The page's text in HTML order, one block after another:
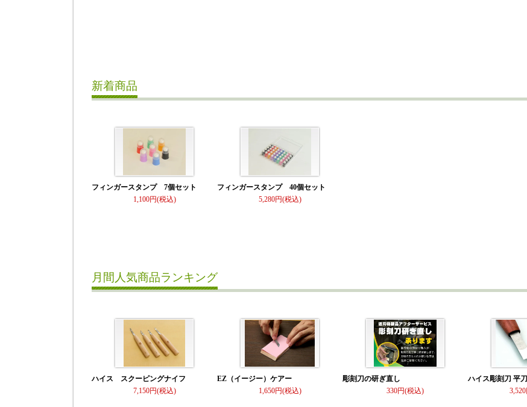
新着商品
フィンガースタンプ 7個セット
1,100
フィンガースタンプ 40個セット
5,280
月間人気商品ランキング
ハイス スクーピングナイフ
7,150
EZ（イージー）ケアー
1,650
彫刻刀の研ぎ直し
330
ハイス彫刻刀 平刀
3,520